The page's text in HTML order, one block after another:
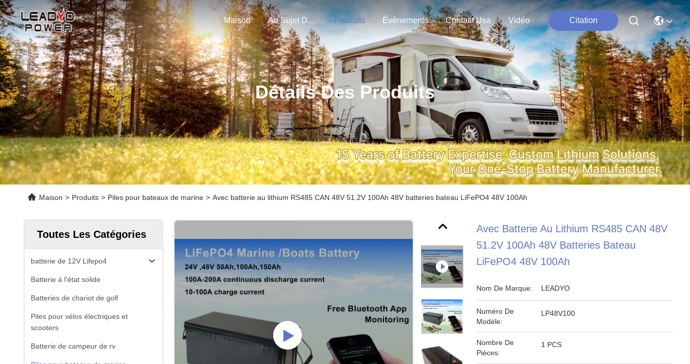
Maison Au Sujet De Nous Produits Événements Contact Usa Vidéo Citation
Détails Des Produits
Maison > Produits > Piles pour bateaux de marine > Avec batterie au lithium RS485 CAN 48V 51.2V 100Ah 48V batteries bateau LiFePO4 48V 100Ah
Toutes Les Catégories
batterie de 12V Lifepo4
Batterie à l'état solide
Batteries de chariot de golf
Piles pour vélos électriques et
scooters
Batterie de campeur de rv
Avec Batterie Au Lithium RS485 CAN 48V
51.2V 100Ah 48V Batteries Bateau
LiFePO4 48V 100Ah
Nom De Marque: LEADYO
Numéro De
Modèle:
LP48V100
Nombre De
Pièces:
1 PCS